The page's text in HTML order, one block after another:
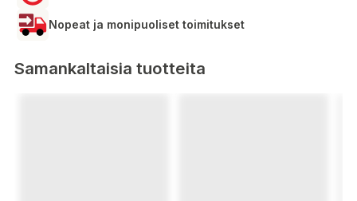
Nopeat ja monipuoliset toimitukset
Samankaltaisia tuotteita